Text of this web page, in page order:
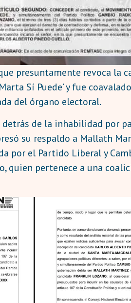
presuntamente revoca la
Sí Puede’ y fue
del órgano electoral.
de la inhabilidad por
su respaldo a Mallath
por el Partido Liberal y
quien pertenece a una